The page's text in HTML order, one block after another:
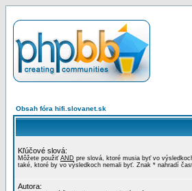
Obsah fóra hifi.slovanet.sk
Kľúčové slová:
Môžete použiť AND pre slová, ktoré musia byť vo
také, ktoré by vo výsledkoch nemali byť. Znak * nahradí
Autora: